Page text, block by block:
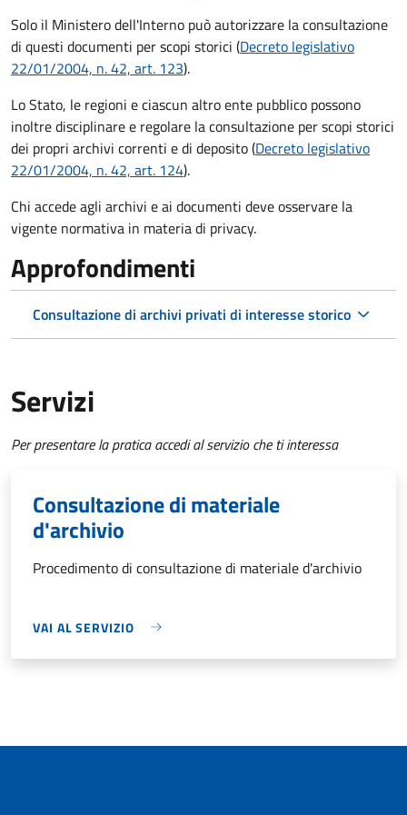
Solo il Ministero dell'Interno può autorizzare la consultazione
di questi documenti per scopi storici (Decreto legislativo
22/01/2004, n. 42, art. 123).
Lo Stato, le regioni e ciascun altro ente pubblico possono
inoltre disciplinare e regolare la consultazione per scopi storici
dei propri archivi correnti e di deposito (Decreto legislativo
22/01/2004, n. 42, art. 124).
Chi accede agli archivi e ai documenti deve osservare la
vigente normativa in materia di privacy.
Approfondimenti
Consultazione di archivi privati di interesse storico
Servizi
Per presentare la pratica accedi al servizio che ti interessa
Consultazione di materiale
d'archivio
Procedimento di consultazione di materiale d'archivio
VAI AL SERVIZIO